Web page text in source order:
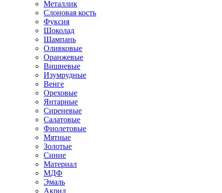
Металлик
Слоновая кость
Фуксия
Шоколад
Шампань
Оливковые
Оранжевые
Вишневые
Изумрудные
Венге
Ореховые
Янтарные
Сиреневые
Салатовые
Фиолетовые
Мятные
Золотые
Синие
Материал
МДФ
Эмаль
Акрил